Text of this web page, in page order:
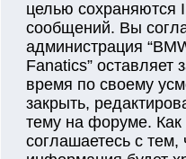
целью сохраняются
сообщений. Вы
администрация
Fanatics” оставляет
время по своему
закрыть,
тему на форуме. Как
соглашаетесь с тем,